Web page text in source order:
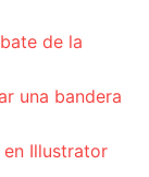
de la
una bandera
Illustrator